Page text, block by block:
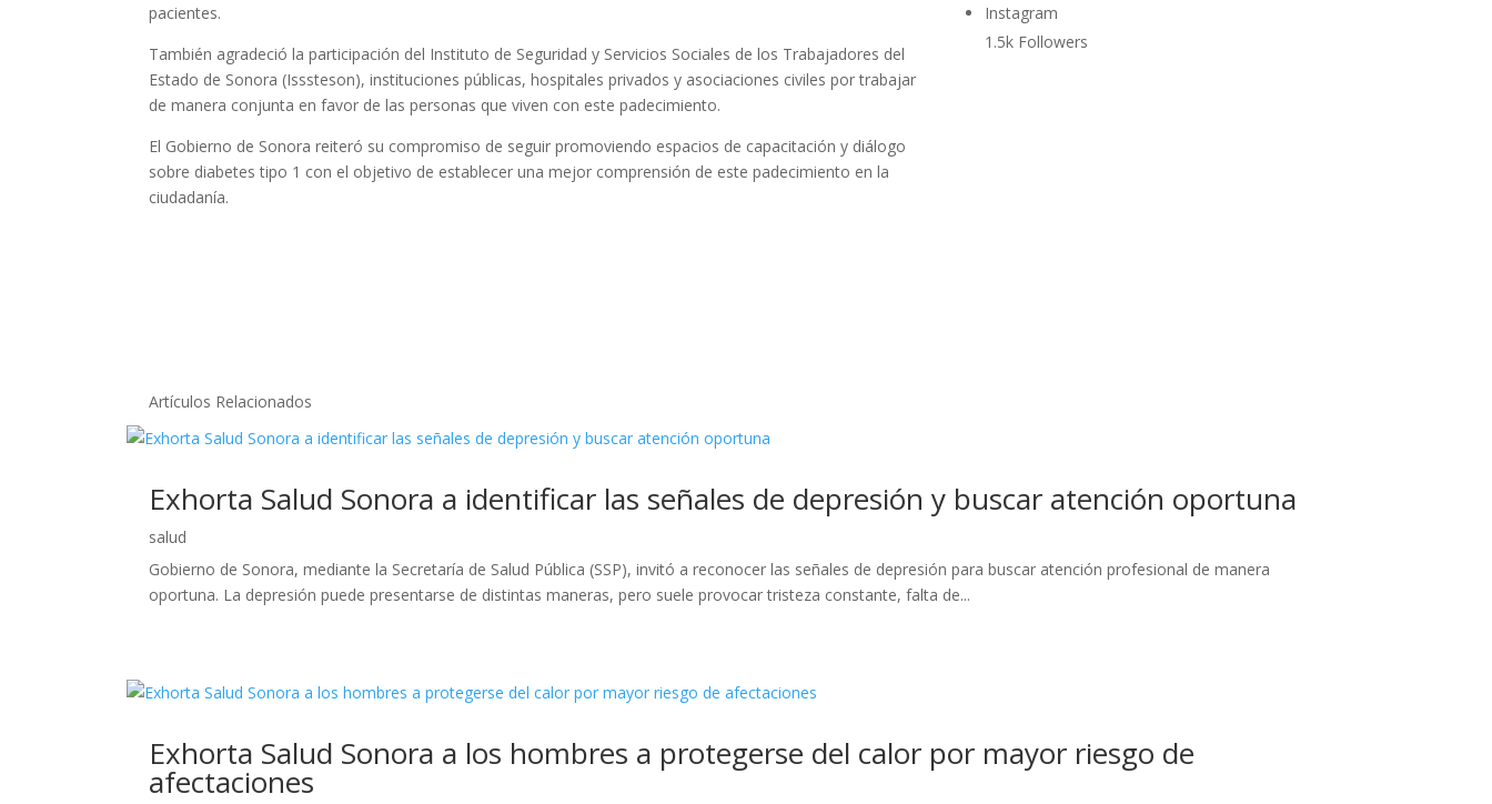
pacientes.
También agradeció la participación del Instituto de Seguridad y Servicios Sociales de los Trabajadores del
Estado de Sonora (Isssteson), instituciones públicas, hospitales privados y asociaciones civiles por trabajar
de manera conjunta en favor de las personas que viven con este padecimiento.
El Gobierno de Sonora reiteró su compromiso de seguir promoviendo espacios de capacitación y diálogo
sobre diabetes tipo 1 con el objetivo de establecer una mejor comprensión de este padecimiento en la
ciudadanía.
Instagram
1.5k Followers
Artículos Relacionados
Exhorta Salud Sonora a identificar las señales de depresión y buscar atención oportuna
salud
Gobierno de Sonora, mediante la Secretaría de Salud Pública (SSP), invitó a reconocer las señales de depresión para buscar atención profesional de manera
oportuna. La depresión puede presentarse de distintas maneras, pero suele provocar tristeza constante, falta de...
Exhorta Salud Sonora a los hombres a protegerse del calor por mayor riesgo de
afectaciones